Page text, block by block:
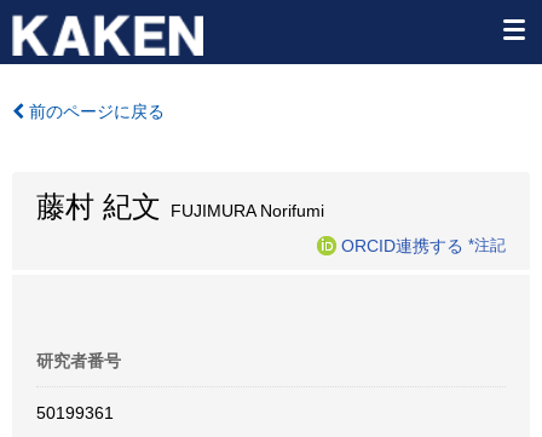
前のページに戻る
藤村 紀文 FUJIMURA Norifumi
ORCID連携する *注記
研究者番号
50199361